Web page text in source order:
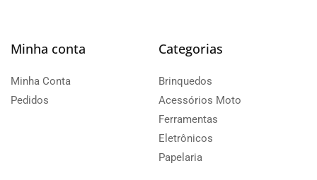
Minha conta
Minha Conta
Pedidos
Categorias
Brinquedos
Acessórios Moto
Ferramentas
Eletrônicos
Papelaria